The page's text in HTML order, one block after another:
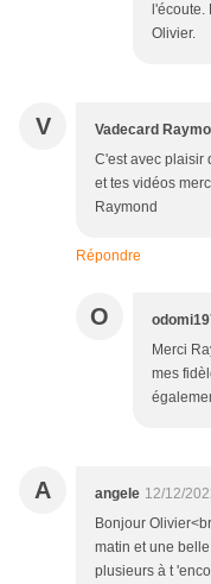
Olivier.
V Vadecard
C'est avec plaisir
et tes vidéos
Raymond
Répondre
O
Merci
mes
A angele 12/12/
Bonjour
matin et une
plusieurs à t